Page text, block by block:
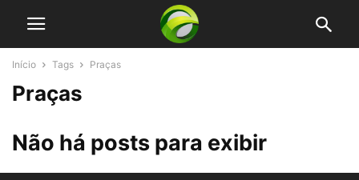
Início Tags Praças
Praças
Não há posts para exibir